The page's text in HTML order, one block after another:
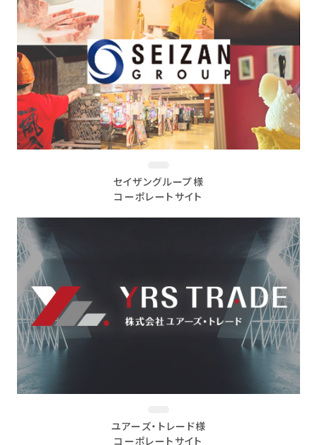
セイザングループ様
コーポレートサイト
ユアーズ・トレード様
コーポレートサイト